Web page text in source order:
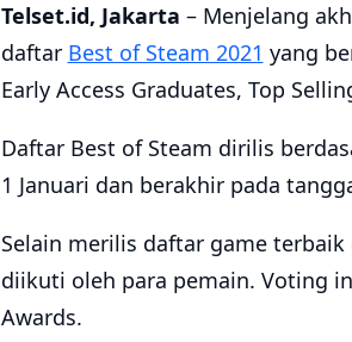
Telset.id, Jakarta – Menjelang
daftar Best of Steam 2021 yang
Early Access Graduates, Top
Daftar Best of Steam dirilis
1 Januari dan berakhir pada
Selain merilis daftar game
diikuti oleh para pemain. Voting
Awards.